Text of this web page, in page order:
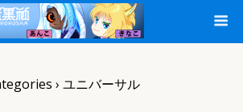
› ユニバーサル